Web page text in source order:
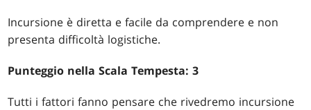
Incursione è diretta e facile da comprendere e non
presenta difficoltà logistiche.
Punteggio nella Scala Tempesta: 3
Tutti i fattori fanno pensare che rivedremo incursione